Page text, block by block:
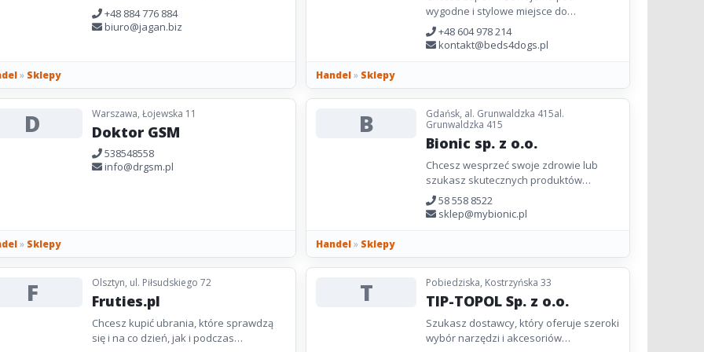
solidnych tulei papierowych? W JAGAN
dostarczamy tuleje do folii,...
+48 884 776 884
biuro@jagan.biz
» Sklepy
wygodne i stylowe miejsce do
odpoczynku? W Beds4Dogs.pl
oferujemy legowiska w rozmiarach od
XS do XL, dopasowane...
+48 604 978 214
kontakt@beds4dogs.pl
Handel» Sklepy
D Warszawa, Łojewska 11
Doktor GSM
538548558
info@drgsm.pl
» Sklepy
B
Gdańsk, al. Grunwaldzka 415al.
Grunwaldzka 415
Bionic sp. z o.o.
Chcesz wesprzeć swoje zdrowie lub
szukasz skutecznych produktów
wspierających treningi? W Bionic
oferujemy szeroką gamę suplementów
dostosowanych...
58 558 8522
sklep@mybionic.pl
Handel» Sklepy
F Olsztyn, ul. Piłsudskiego 72
Fruties.pl
Chcesz kupić ubrania, które sprawdzą
się i na co dzień, jak i podczas
T Pobiedziska, Kostrzyńska 33
TIP-TOPOL Sp. z o.o.
Szukasz dostawcy, który oferuje szeroki
wybór narzędzi i akcesoriów